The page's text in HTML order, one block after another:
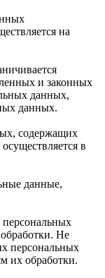
на
и законных
данных,
данных.
содержащих
в
данные,
Не
персональных
их обработки.